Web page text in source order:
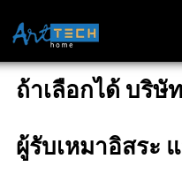
ถ้าเลือกได้ บริษั
ผู้รับเหมาอิสระ